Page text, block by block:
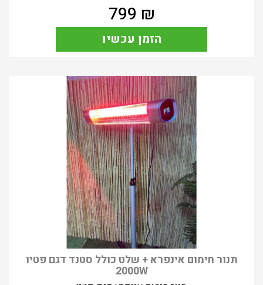
₪
799
הזמן עכשיו
תנור חימום אינפרא + שלט כולל סטנד דגם פטיו
2000W